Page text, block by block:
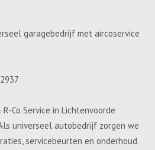
garagebedrijf met aircoservice
Co Service in Lichtenvoorde
universeel autobedrijf zorgen we
servicebeurten en onderhoud.